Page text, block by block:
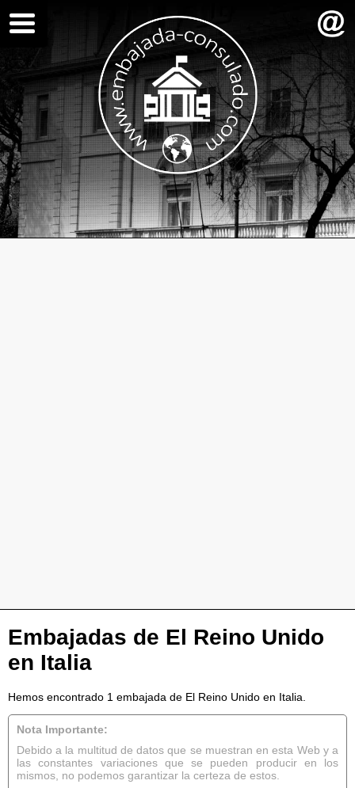
Embajadas de El Reino Unido
en Italia
Hemos encontrado 1 embajada de El Reino Unido en Italia.
Nota Importante:
Debido a la multitud de datos que se muestran en esta Web y a
las constantes variaciones que se pueden producir en los
mismos, no podemos garantizar la certeza de estos.